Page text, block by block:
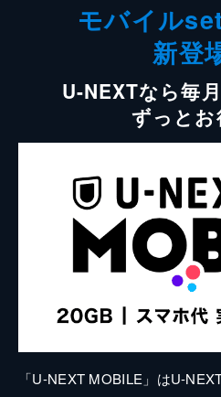
モバイル
新登
U-NEXTなら毎
ずっとお
「U-NEXT MOBILE」はU-